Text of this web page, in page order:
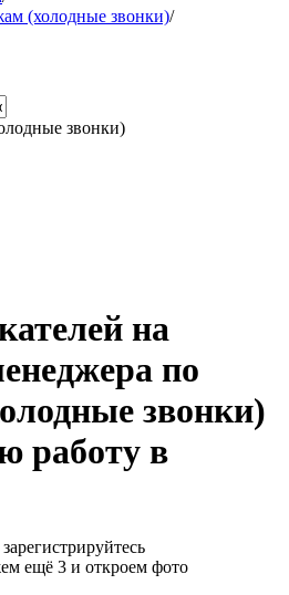
(холодные звонки)/
звонки)
на
по
звонки)
работу в
ещё 3 и откроем фото